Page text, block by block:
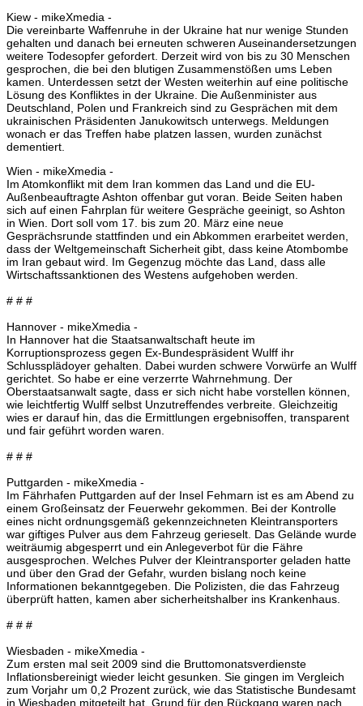
Kiew - mikeXmedia -
Die vereinbarte Waffenruhe in der Ukraine hat nur wenige Stunden
gehalten und danach bei erneuten schweren Auseinandersetzungen
weitere Todesopfer gefordert. Derzeit wird von bis zu 30 Menschen
gesprochen, die bei den blutigen Zusammenstößen ums Leben
kamen. Unterdessen setzt der Westen weiterhin auf eine politische
Lösung des Konfliktes in der Ukraine. Die Außenminister aus
Deutschland, Polen und Frankreich sind zu Gesprächen mit dem
ukrainischen Präsidenten Janukowitsch unterwegs. Meldungen
wonach er das Treffen habe platzen lassen, wurden zunächst
dementiert.
Wien - mikeXmedia -
Im Atomkonflikt mit dem Iran kommen das Land und die EU-
Außenbeauftragte Ashton offenbar gut voran. Beide Seiten haben
sich auf einen Fahrplan für weitere Gespräche geeinigt, so Ashton
in Wien. Dort soll vom 17. bis zum 20. März eine neue
Gesprächsrunde stattfinden und ein Abkommen erarbeitet werden,
dass der Weltgemeinschaft Sicherheit gibt, dass keine Atombombe
im Iran gebaut wird. Im Gegenzug möchte das Land, dass alle
Wirtschaftssanktionen des Westens aufgehoben werden.
# # #
Hannover - mikeXmedia -
In Hannover hat die Staatsanwaltschaft heute im
Korruptionsprozess gegen Ex-Bundespräsident Wulff ihr
Schlussplädoyer gehalten. Dabei wurden schwere Vorwürfe an Wulff
gerichtet. So habe er eine verzerrte Wahrnehmung. Der
Oberstaatsanwalt sagte, dass er sich nicht habe vorstellen können,
wie leichtfertig Wulff selbst Unzutreffendes verbreite. Gleichzeitig
wies er darauf hin, das die Ermittlungen ergebnisoffen, transparent
und fair geführt worden waren.
# # #
Puttgarden - mikeXmedia -
Im Fährhafen Puttgarden auf der Insel Fehmarn ist es am Abend zu
einem Großeinsatz der Feuerwehr gekommen. Bei der Kontrolle
eines nicht ordnungsgemäß gekennzeichneten Kleintransporters
war giftiges Pulver aus dem Fahrzeug gerieselt. Das Gelände wurde
weiträumig abgesperrt und ein Anlegeverbot für die Fähre
ausgesprochen. Welches Pulver der Kleintransporter geladen hatte
und über den Grad der Gefahr, wurden bislang noch keine
Informationen bekanntgegeben. Die Polizisten, die das Fahrzeug
überprüft hatten, kamen aber sicherheitshalber ins Krankenhaus.
# # #
Wiesbaden - mikeXmedia -
Zum ersten mal seit 2009 sind die Bruttomonatsverdienste
Inflationsbereinigt wieder leicht gesunken. Sie gingen im Vergleich
zum Vorjahr um 0,2 Prozent zurück, wie das Statistische Bundesamt
in Wiesbaden mitgeteilt hat. Grund für den Rückgang waren nach